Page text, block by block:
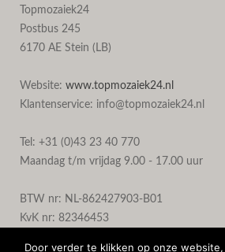
Topmozaiek24
Postbus 245
6170 AE Stein (LB)
Website: www.topmozaiek24.nl
Klantenservice: info@topmozaiek24.nl
Tel: +31 (0)43 23 40 770
Maandag t/m vrijdag 9.00 - 17.00 uur
BTW nr: NL-862427903-B01
KvK nr: 82346453
Door verder te klikken op onze